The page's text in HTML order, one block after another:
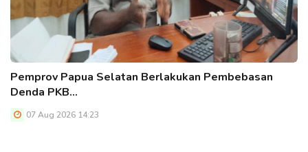
Pemprov Papua Selatan Berlakukan Pembebasan
Denda PKB…
07 Aug 2026 14:23